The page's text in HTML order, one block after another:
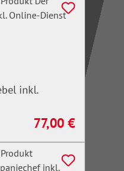
inkl.
Regulärer Preis:
77,00 €